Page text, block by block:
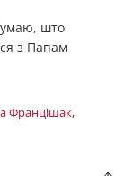
што
з Папам
Францішак,